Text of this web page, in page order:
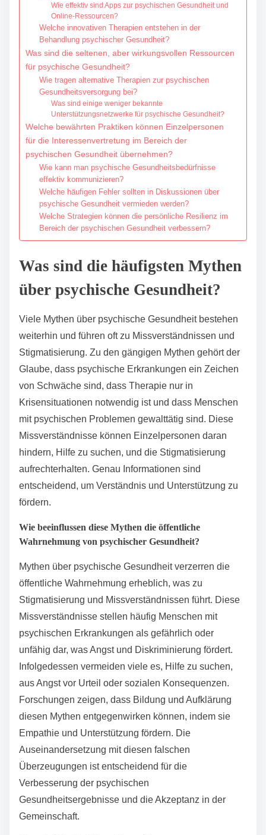
Wie effektiv sind Apps zur psychischen Gesundheit und
Online-Ressourcen?
Welche innovativen Therapien entstehen in der
Behandlung psychischer Gesundheit?
Was sind die seltenen, aber wirkungsvollen Ressourcen
für psychische Gesundheit?
Wie tragen alternative Therapien zur psychischen
Gesundheitsversorgung bei?
Was sind einige weniger bekannte
Unterstützungsnetzwerke für psychische Gesundheit?
Welche bewährten Praktiken können Einzelpersonen
für die Interessenvertretung im Bereich der
psychischen Gesundheit übernehmen?
Wie kann man psychische Gesundheitsbedürfnisse
effektiv kommunizieren?
Welche häufigen Fehler sollten in Diskussionen über
psychische Gesundheit vermieden werden?
Welche Strategien können die persönliche Resilienz im
Bereich der psychischen Gesundheit verbessern?
Was sind die häufigsten Mythen
über psychische Gesundheit?
Viele Mythen über psychische Gesundheit bestehen
weiterhin und führen oft zu Missverständnissen und
Stigmatisierung. Zu den gängigen Mythen gehört der
Glaube, dass psychische Erkrankungen ein Zeichen
von Schwäche sind, dass Therapie nur in
Krisensituationen notwendig ist und dass Menschen
mit psychischen Problemen gewalttätig sind. Diese
Missverständnisse können Einzelpersonen daran
hindern, Hilfe zu suchen, und die Stigmatisierung
aufrechterhalten. Genau Informationen sind
entscheidend, um Verständnis und Unterstützung zu
fördern.
Wie beeinflussen diese Mythen die öffentliche
Wahrnehmung von psychischer Gesundheit?
Mythen über psychische Gesundheit verzerren die
öffentliche Wahrnehmung erheblich, was zu
Stigmatisierung und Missverständnissen führt. Diese
Missverständnisse stellen häufig Menschen mit
psychischen Erkrankungen als gefährlich oder
unfähig dar, was Angst und Diskriminierung fördert.
Infolgedessen vermeiden viele es, Hilfe zu suchen,
aus Angst vor Urteil oder sozialen Konsequenzen.
Forschungen zeigen, dass Bildung und Aufklärung
diesen Mythen entgegenwirken können, indem sie
Empathie und Unterstützung fördern. Die
Auseinandersetzung mit diesen falschen
Überzeugungen ist entscheidend für die
Verbesserung der psychischen
Gesundheitsergebnisse und die Akzeptanz in der
Gemeinschaft.